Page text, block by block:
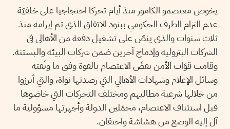
يخوض معتصمو الكامور منذ أيام تحركا احتجاجيا على خلفيّة
عدم التزام الطرف الحكومي ببنود الاتفاق الذي تم إبرامه منذ
ثلاث سنوات والذي ينصّ على تشغيل دفعة من الأهالي في
الشركات البترولية وإدماج آخرين ضمن شركات البيئة والبستنة.
وقامت قوّات الأمن بفضّ الاعتصام بالقوة وفق ما وثّقته
وسائل الإعلام وشهادات الأهالي التي رصدتها نواة، والتي أبرزوا
من خلالها شرعية مطالبهم ومختلف التحركات التي خاضوها
قبل استئناف الاعتصام، محمّلين الدولة وأجهزتها مسؤولية ما
آل إليه الوضع من هشاشة واحتقان.